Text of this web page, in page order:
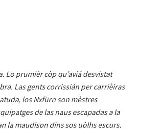
Lo prumièr còp qu’aviá desvistat
Las gents corrissián per carrièiras
los Nxfürn son mèstres
de las naus escapadas a la
la maudison dins sos uòlhs escurs.